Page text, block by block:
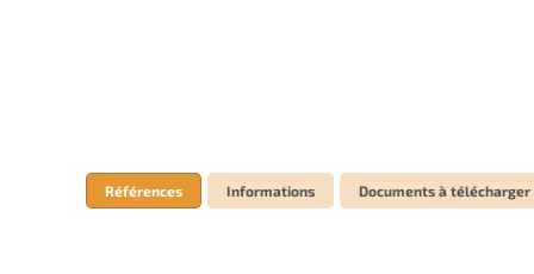
Références Informations Documents à télécharger